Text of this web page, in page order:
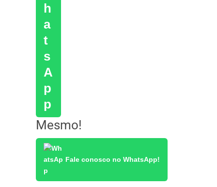
Mesmo!
Fale conosco no WhatsApp!